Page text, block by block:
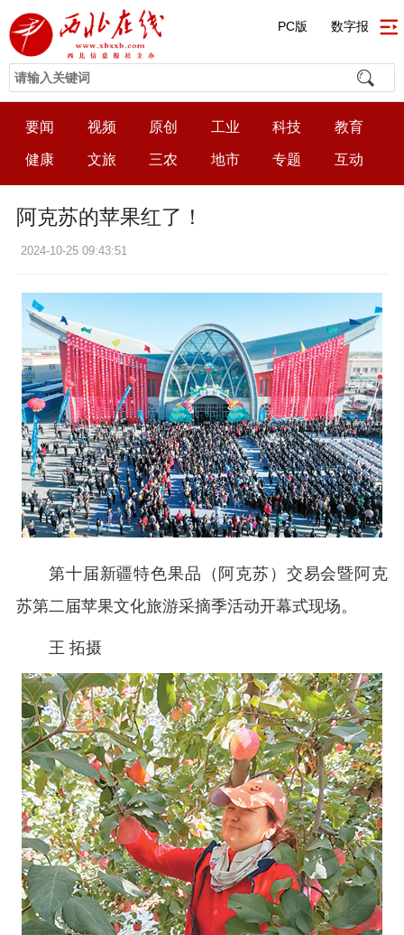
PC版 数字报
要闻 视频 原创 工业 科技 教育
健康 文旅 三农 地市 专题 互动
阿克苏的苹果红了！
2024-10-25 09:43:51
第十届新疆特色果品（阿克苏）交易会暨阿克
苏第二届苹果文化旅游采摘季活动开幕式现场。
王 拓摄